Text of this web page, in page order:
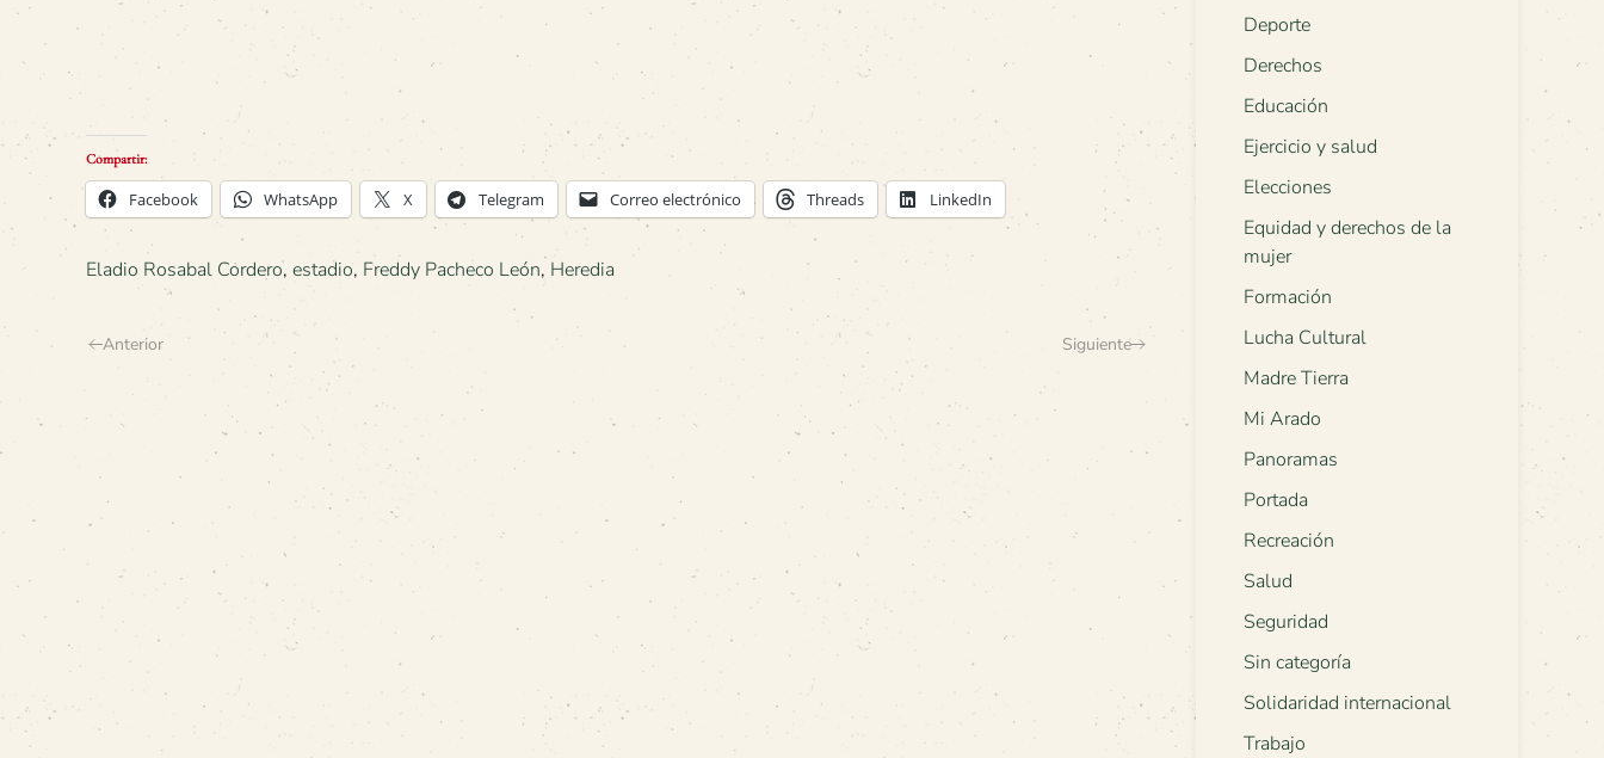
Compartir:
Facebook WhatsApp X Telegram Correo electrónico Threads LinkedIn
Eladio Rosabal Cordero, estadio, Freddy Pacheco León, Heredia
Anterior Siguiente
Deporte
Derechos
Educación
Ejercicio y salud
Elecciones
Equidad y derechos de la
mujer
Formación
Lucha Cultural
Madre Tierra
Mi Arado
Panoramas
Portada
Recreación
Salud
Seguridad
Sin categoría
Solidaridad internacional
Trabajo